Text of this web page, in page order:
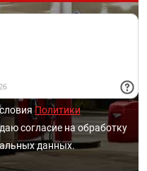
Политики
согласие на обработку
данных.